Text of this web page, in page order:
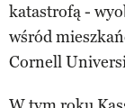
katastrofą -
wśród
Cornell